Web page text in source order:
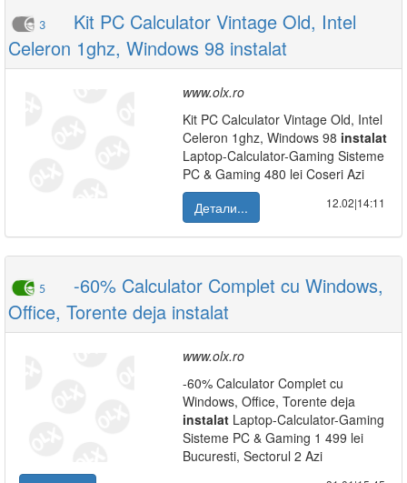
3
Kit PC Calculator Vintage Old, Intel
Celeron 1ghz, Windows 98 instalat
www.olx.ro
Kit PC Calculator Vintage Old, Intel
Celeron 1ghz, Windows 98 instalat
Laptop-Calculator-Gaming Sisteme
PC & Gaming 480 lei Coseri Azi
Детали...
12.02|14:11
5
-60% Calculator Complet cu Windows,
Office, Torente deja instalat
www.olx.ro
-60% Calculator Complet cu
Windows, Office, Torente deja
instalat Laptop-Calculator-Gaming
Sisteme PC & Gaming 1 499 lei
Bucuresti, Sectorul 2 Azi